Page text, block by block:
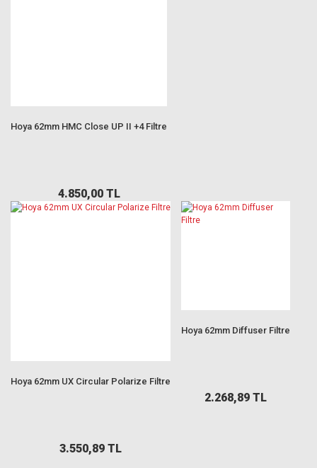
Hoya 62mm HMC Close UP II +4 Filtre
4.850,00 TL
Hoya 62mm UX Circular Polarize Filtre
3.550,89 TL
Hoya 62mm Diffuser Filtre
2.268,89 TL